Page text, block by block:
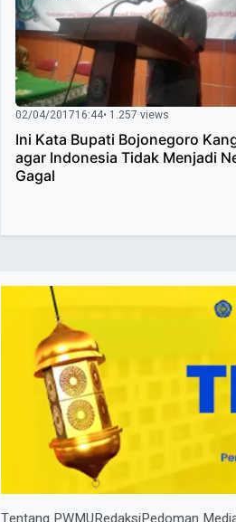
02/04/201716:44• 1.257 views
Ini Kata Bupati Bojonegoro
agar Indonesia Tidak Menjadi
Gagal